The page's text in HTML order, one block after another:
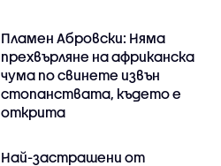
Пламен Абровски: Няма
прехвърляне на африканска
чума по свинете извън
стопанствата, където е
открита
Най-застрашени от